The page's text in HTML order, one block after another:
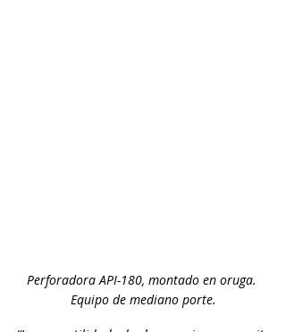
Perforadora API-180, montado en oruga.
Equipo de mediano porte.